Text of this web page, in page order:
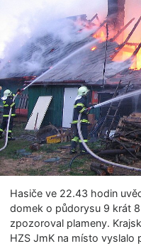
Hasiče ve 22.43 hodin
domek o půdorysu 9 krát
zpozoroval plameny.
HZS JmK na místo vyslalo